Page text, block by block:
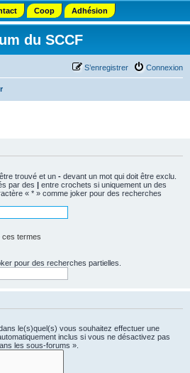
Coop Adhésion
du SCCF
Connexion
S’enregistrer
trouvé et un - devant un mot qui doit être exclu.
par des | entre crochets si uniquement un des
« * » comme joker pour des recherches
ces termes
pour des recherches partielles.
le(s)quel(s) vous souhaitez effectuer une
inclus si vous ne désactivez pas
les sous-forums ».